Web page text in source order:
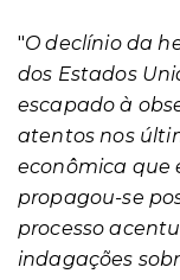
"O declínio da
dos Estados
escapado à
atentos nos
econômica que
propagou-se
processo
indagações